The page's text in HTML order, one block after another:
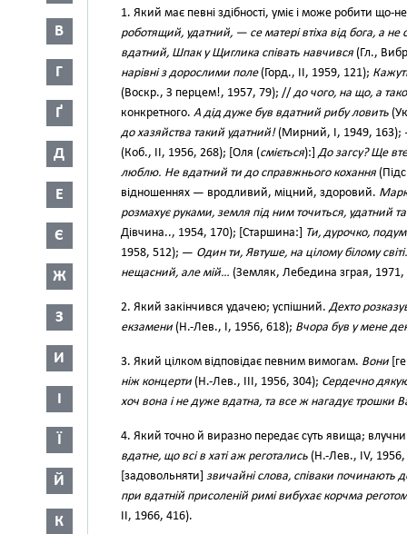
В
Г
Ґ
Д
Е
Є
Ж
З
И
І
Ї
Й
К
1. Який має певні здібності, уміє і може робити що-
роботящий, удатний, — се матері втіха від бога, а не
вдатний, Шпак у Щиглика співать навчився (Гл.,
нарівні з дорослими поле(Горд., II, 1959, 121);
(Воскр., З перцем!, 1957, 79); // до чого, на що, а
конкретного. А дід дуже був вдатний рибу ловить
до хазяйства такий удатний!(Мирний, І, 1949,
(Коб., II, 1956, 268); [Оля (сміється):]До загсу? Ще
люблю. Не вдатний ти до справжнього кохання
відношеннях — вродливий, міцний, здоровий.
розмахує руками, земля під ним точиться, удатний
Дівчина.., 1954, 170); [Старшина:]
Ти, дурочко,
1958, 512); — Один ти, Явтуше, на цілому білому
нещасний, але мій… (Земляк, Лебедина зграя, 1971,
2. Який закінчився удачею; успішний.Дехто
екзамени (Н.-Лев., І, 1956, 618); Вчора був у мене
3. Який цілком відповідає певним вимогам. Вони
ніж концерти (Н.-Лев., III, 1956, 304); Сердечно
хоч вона і не дуже вдатна, та все ж нагадує трошки
4. Який точно й виразно передає суть явища;
вдатне, що всі в хаті аж реготались (Н.-Лев., IV,
[задовольняти] звичайні слова, співаки починають
при вдатній присоленій римі вибухає корчма
II, 1966, 416).